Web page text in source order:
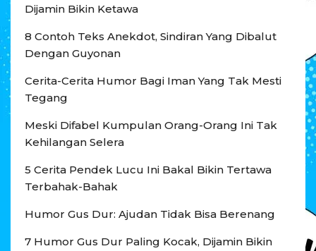
Dijamin Bikin Ketawa
8 Contoh Teks Anekdot, Sindiran Yang Dibalut
Dengan Guyonan
Cerita-Cerita Humor Bagi Iman Yang Tak Mesti
Tegang
Meski Difabel Kumpulan Orang-Orang Ini Tak
Kehilangan Selera
5 Cerita Pendek Lucu Ini Bakal Bikin Tertawa
Terbahak-Bahak
Humor Gus Dur: Ajudan Tidak Bisa Berenang
7 Humor Gus Dur Paling Kocak, Dijamin Bikin